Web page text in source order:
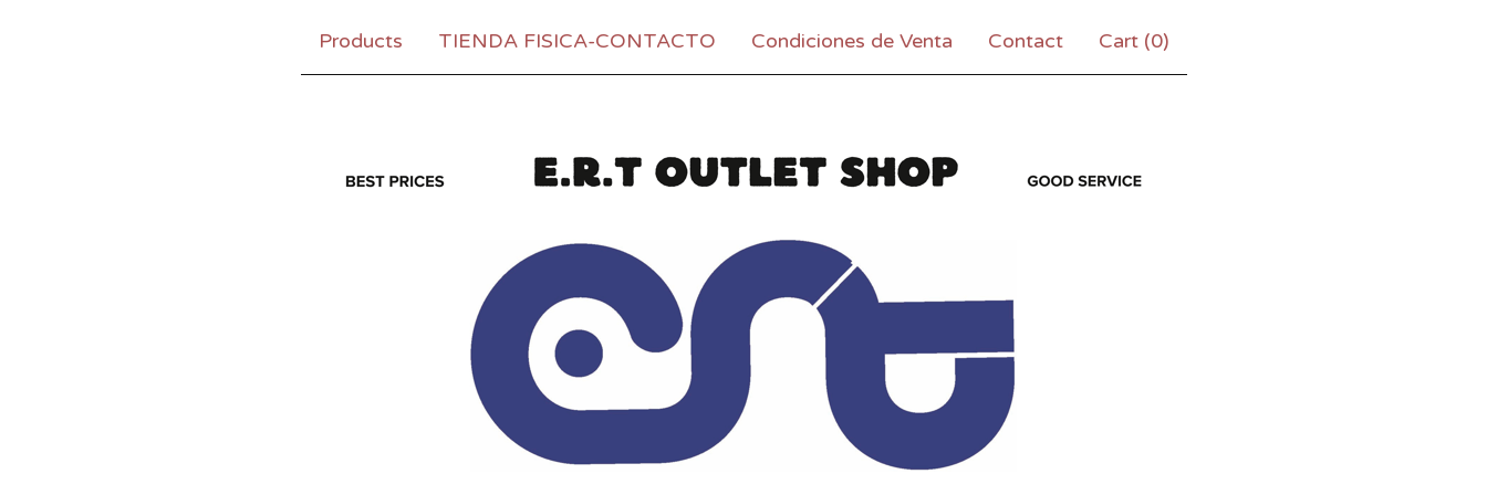
Products TIENDA FISICA-CONTACTO Condiciones de Venta Contact Cart (0)